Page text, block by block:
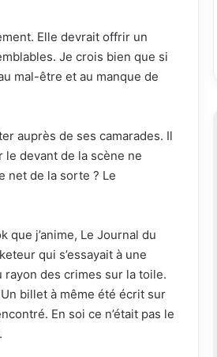
Elle devrait offrir un
Je crois bien que si
mal-être et au manque de
auprès de ses camarades. Il
devant de la scène ne
net de la sorte ? Le
que j’anime, Le Journal du
qui s’essayait à une
rayon des crimes sur la toile.
billet à même été écrit sur
En soi ce n’était pas le